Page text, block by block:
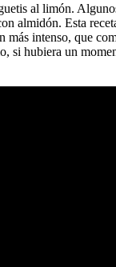
al limón.
almidón. Esta
intenso, que
si hubiera un